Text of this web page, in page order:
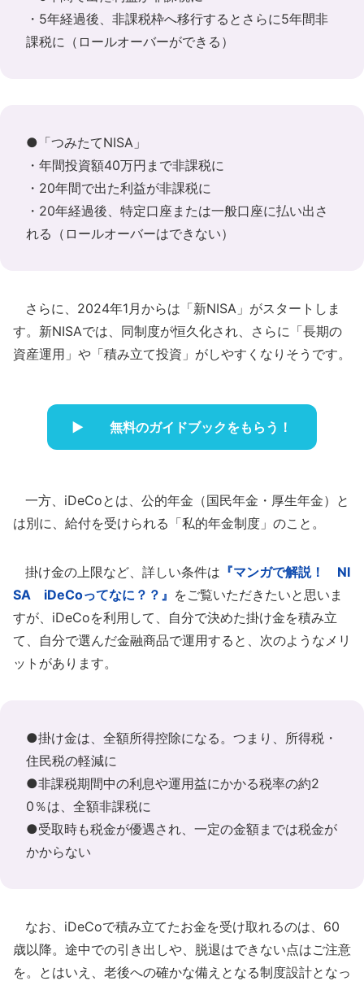
・5年経過後、非課税枠へ移行するとさらに5年間非
課税に（ロールオーバーができる）
●「つみたてNISA」
・年間投資額40万円まで非課税に
・20年間で出た利益が非課税に
・20年経過後、特定口座または一般口座に払い出さ
れる（ロールオーバーはできない）
さらに、2024年1月からは「新NISA」がスタートしま
す。新NISAでは、同制度が恒久化され、さらに「長期の
資産運用」や「積み立て投資」がしやすくなりそうです。
無料のガイドブックをもらう！
一方、iDeCoとは、公的年金（国民年金・厚生年金）と
は別に、給付を受けられる「私的年金制度」のこと。
掛け金の上限など、詳しい条件は 『マンガで解説！ NI
SA iDeCoってなに？？』 をご覧いただきたいと思いま
すが、iDeCoを利用して、自分で決めた掛け金を積み立
て、自分で選んだ金融商品で運用すると、次のようなメリ
ットがあります。
●掛け金は、全額所得控除になる。つまり、所得税・
住民税の軽減に
●非課税期間中の利息や運用益にかかる税率の約2
0％は、全額非課税に
●受取時も税金が優遇され、一定の金額までは税金が
かからない
なお、iDeCoで積み立てたお金を受け取れるのは、60
歳以降。途中での引き出しや、脱退はできない点はご注意
を。とはいえ、老後への確かな備えとなる制度設計となっ